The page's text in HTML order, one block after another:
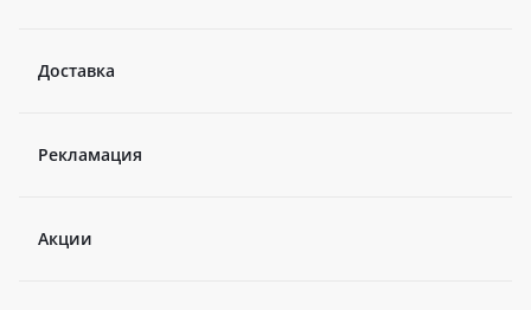
Доставка
Рекламация
Акции